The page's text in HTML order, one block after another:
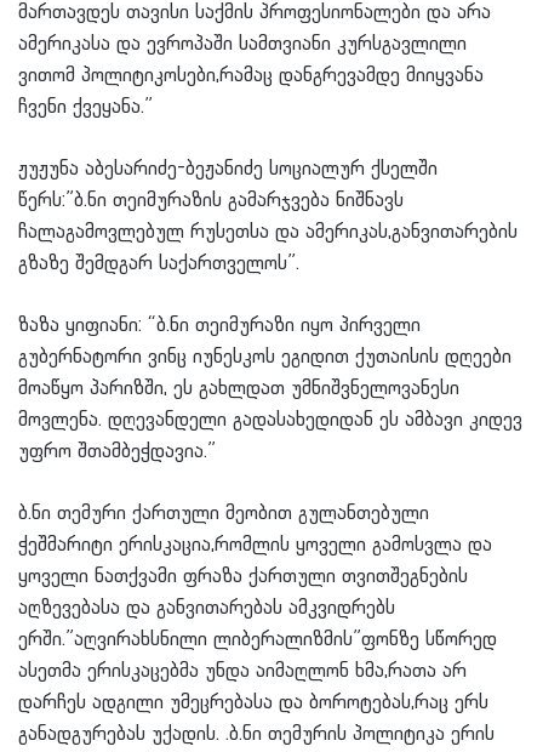
მართავდეს თავისი საქმის პროფესიონალები და არა
ამერიკასა და ევროპაში სამთვიანი კურსგავლილი
ვითომ პოლიტიკოსები,რამაც დანგრევამდე მიიყვანა
ჩვენი ქვეყანა.”
ჟუჟუნა აბესარიძე-ბეჟანიძე სოციალურ ქსელში
წერს:”ბ.ნი თეიმურაზის გამარჯვება ნიშნავს
ჩალაგამოვლებულ რუსეთსა და ამერიკას,განვითარების
გზაზე შემდგარ საქართველოს”.
ზაზა ყიფიანი: “ბ.ნი თეიმურაზი იყო პირველი
გუბერნატორი ვინც იუნესკოს ეგიდით ქუთაისის დღეები
მოაწყო პარიზში, ეს გახლდათ უმნიშვნელოვანესი
მოვლენა. დღევანდელი გადასახედიდან ეს ამბავი კიდევ
უფრო შთამბეჭდავია.”
ბ.ნი თემური ქართული მეობით გულანთებული
ჭეშმარიტი ერისკაცია,რომლის ყოველი გამოსვლა და
ყოველი ნათქვამი ფრაზა ქართული თვითშეგნების
აღზევებასა და განვითარებას ამკვიდრებს
ერში.”აღვირახსნილი ლიბერალიზმის”ფონზე სწორედ
ასეთმა ერისკაცებმა უნდა აიმაღლონ ხმა,რათა არ
დარჩეს ადგილი უმეცრებასა და ბოროტებას,რაც ერს
განადგურებას უქადის. .ბ.ნი თემურის პოლიტიკა ერის